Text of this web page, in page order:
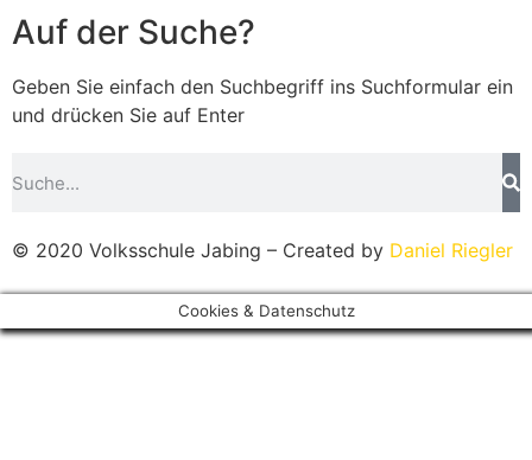
Auf der Suche?
Geben Sie einfach den Suchbegriff ins Suchformular ein
und drücken Sie auf Enter
© 2020 Volksschule Jabing – Created by Daniel Riegler
Cookies & Datenschutz